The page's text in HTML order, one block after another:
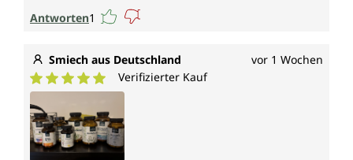
Antworten1
Smiech aus Deutschland vor 1 Wochen
Durchschnittliche Bewertung von 5 von 5 Sternen
Verifizierter Kauf